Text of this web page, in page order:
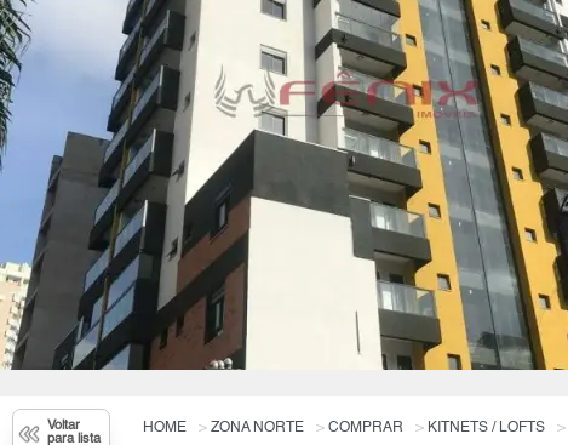
Voltar
para lista
HOME ZONA NORTE COMPRAR KITNETS / LOFTS